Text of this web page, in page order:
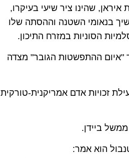
הרשע" בראשות איראן, שהינו ציר שיעי בעיקרו,
בנאומי השטנה וההסתה שלו
הסוניות במזרח התיכון.
נגד "איום ההתפשטות הגובר" מצדה
זכויות אדם אמריקנית-טורקית
ביידן.
הוא אמר: